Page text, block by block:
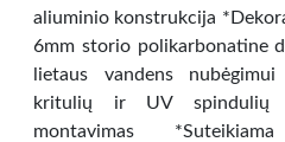
aliuminio konstrukcija
6mm storio polikarbonatine
lietaus vandens
kritulių ir UV spindulių
montavimas